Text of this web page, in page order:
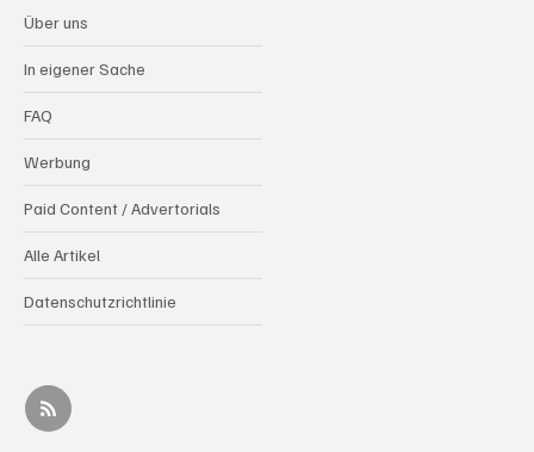
Über uns
In eigener Sache
FAQ
Werbung
Paid Content / Advertorials
Alle Artikel
Datenschutzrichtlinie